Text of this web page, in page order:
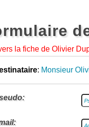
la fiche de Olivier
: Monsieur